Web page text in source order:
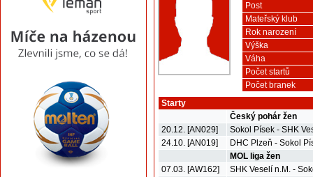
Post
Mateřský klub
Rok narození
Výška
Váha
Počet startů
Počet branek
Starty
Český pohár žen
20.12. [AN029]
Sokol Písek - SHK
24.10. [AN019]
DHC Plzeň - Sokol
MOL liga žen
07.03. [AW162]
SHK Veselí n.M. -